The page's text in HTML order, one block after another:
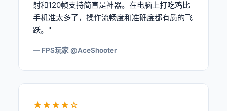
射和120帧支持简直是神器。在电脑上打吃鸡比
手机准太多了，操作流畅度和准确度都有质的飞
跃。"
— FPS玩家 @AceShooter
★★★★☆